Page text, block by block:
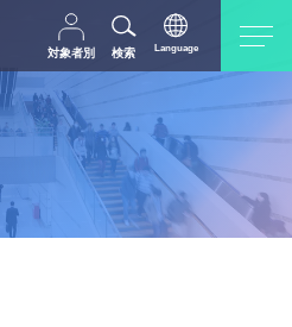
対象者別
卒業生の方
地域・一般の方
検索 Language
English